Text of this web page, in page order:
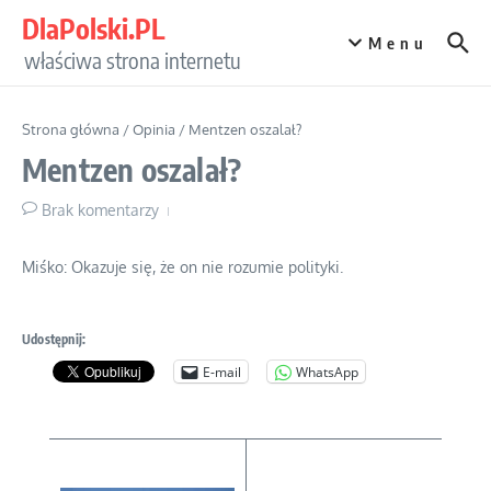
DlaPolski.PL
właściwa strona internetu
Menu
Strona główna /Opinia / Mentzen oszalał?
Mentzen oszalał?
Brak komentarzy
Miśko: Okazuje się, że on nie rozumie polityki.
Udostępnij:
E-mail WhatsApp